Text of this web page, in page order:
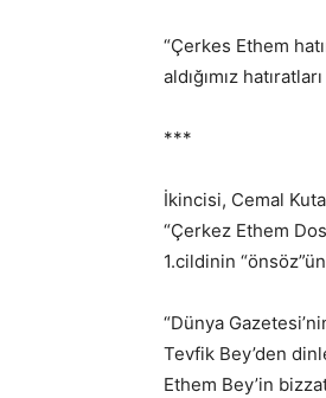
“Çerkes Ethem
aldığımız
***
İkincisi, Cemal
“Çerkez Ethem
1.cildinin
“Dünya
Tevfik Bey’den
Ethem Bey’in